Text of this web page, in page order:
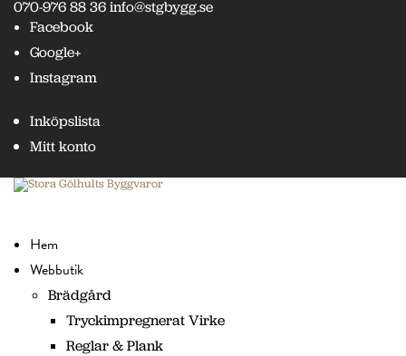
070-976 88 36info@stgbygg.se
Facebook
Google+
Instagram
Inköpslista
Mitt konto
Hem
Webbutik
Brädgård
Tryckimpregnerat Virke
Reglar & Plank